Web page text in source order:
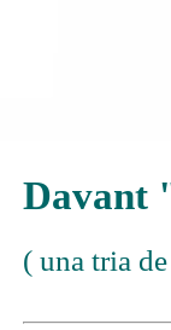
Davant
( una tria